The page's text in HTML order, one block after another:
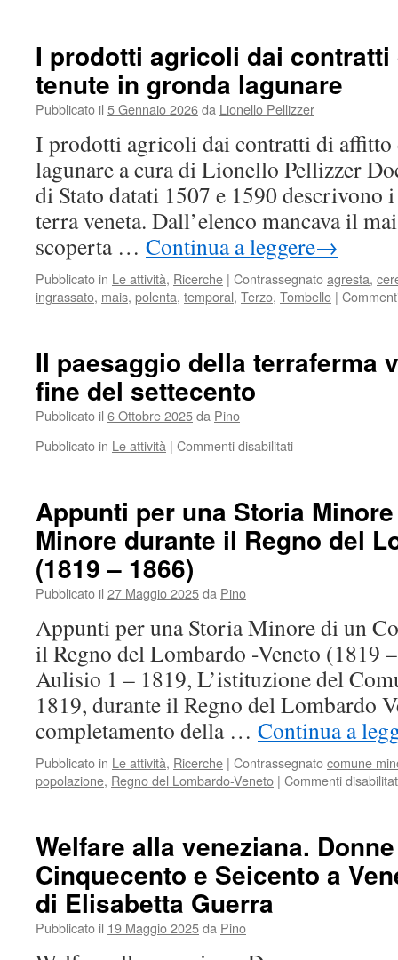
fiumi
dalla
Laguna
di
Appunti
di
storia
idraulica
lagunare
I prodotti agricoli dai
tenute in gronda lagunare
Pubblicato il 5 Gennaio 2026da Lionello Pellizzer
I prodotti agricoli dai contratti di affitto
lagunare a cura di Lionello Pellizzer
di Stato datati 1507 e 1590
terra veneta. Dall’elenco mancava il
scoperta … Continua a leggere→
Pubblicato in Le attività, Ricerche | Contrassegnatoagresta,
ingrassato, mais, polenta, temporal, Terzo, Tombello |
Il paesaggio della terraferma
fine del settecento
Pubblicato il 6 Ottobre 2025da Pino
Pubblicato in Le attività | Commenti disabilitati
della
terraferma
veneziana
alla
Appunti per una Storia
Minore durante il Regno del
(1819 – 1866)
Pubblicato il 27 Maggio 2025da Pino
Appunti per una Storia Minore di un
il Regno del Lombardo -Veneto (1819
Aulisio 1 – 1819, L’istituzione del
1819, durante il Regno del Lombardo
completamento della … Continua a
Pubblicato in Le attività, Ricerche | Contrassegnatocomune
popolazione, Regno del Lombardo-Veneto | Commenti
Welfare alla veneziana.
Cinquecento e Seicento a
di Elisabetta Guerra
Pubblicato il 19 Maggio 2025da Pino